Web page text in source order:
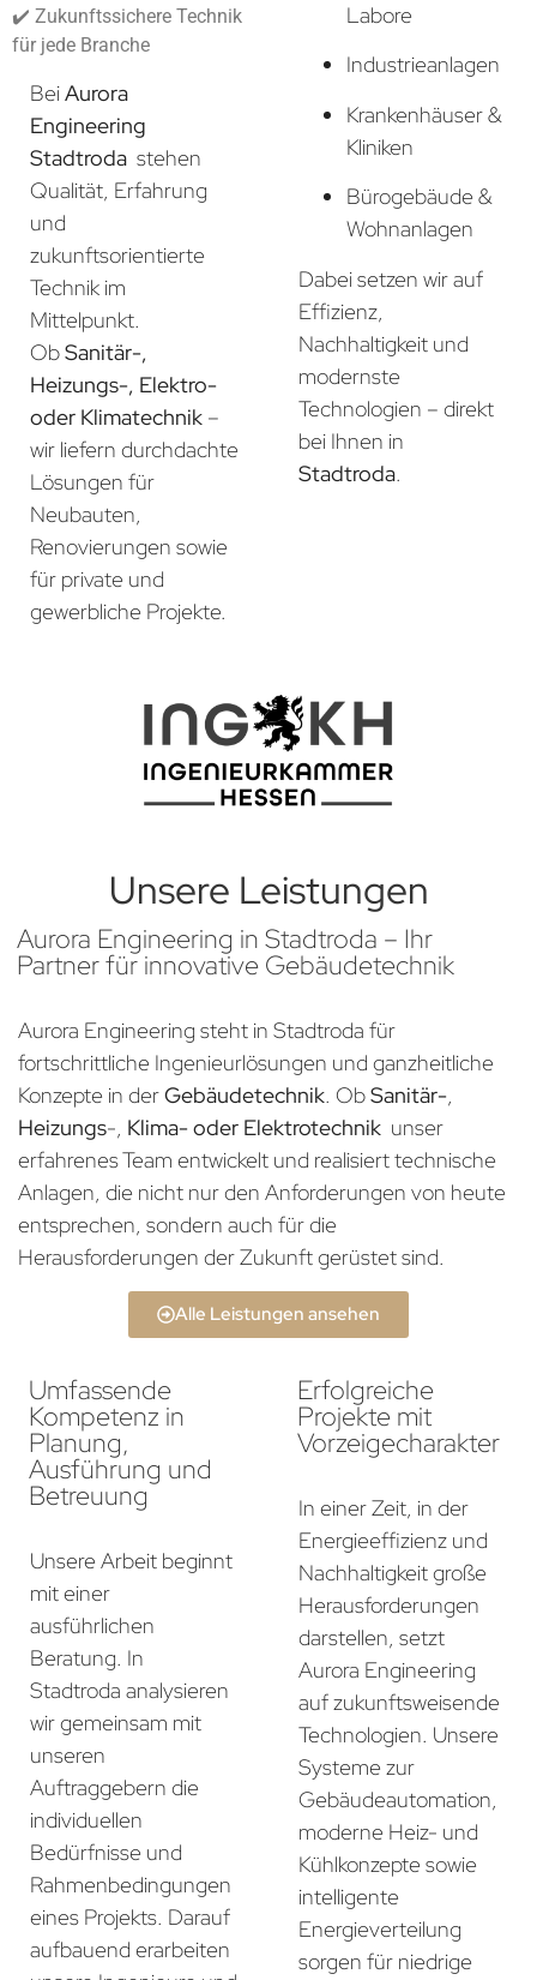
✔️ Zukunftssichere Technik
für jede Branche
BeiAurora
Engineering
Stadtroda stehen
Qualität, Erfahrung
und
zukunftsorientierte
Technik im
Mittelpunkt.
ObSanitär-,
Heizungs-, Elektro-
oder Klimatechnik –
wir liefern durchdachte
Lösungen für
Neubauten,
Renovierungen sowie
für private und
gewerbliche Projekte.
Labore
Industrieanlagen
Krankenhäuser &
Kliniken
Bürogebäude &
Wohnanlagen
Dabei setzen wir auf
Effizienz,
Nachhaltigkeit und
modernste
Technologien – direkt
bei Ihnen in
Stadtroda.
Unsere Leistungen
Aurora Engineering in Stadtroda – Ihr
Partner für innovative Gebäudetechnik
Aurora Engineering steht in Stadtroda für
fortschrittliche Ingenieurlösungen und ganzheitliche
Konzepte in derGebäudetechnik. ObSanitär-,
Heizungs-, Klima- oder Elektrotechnik unser
erfahrenes Team entwickelt und realisiert technische
Anlagen, die nicht nur den Anforderungen von heute
entsprechen, sondern auch für die
Herausforderungen der Zukunft gerüstet sind.
Alle Leistungen ansehen
Umfassende
Kompetenz in
Planung,
Ausführung und
Betreuung
Unsere Arbeit beginnt
mit einer
ausführlichen
Beratung. In
Stadtroda analysieren
wir gemeinsam mit
unseren
Auftraggebern die
individuellen
Bedürfnisse und
Rahmenbedingungen
eines Projekts. Darauf
aufbauend erarbeiten
Erfolgreiche
Projekte mit
Vorzeigecharakter
In einer Zeit, in der
Energieeffizienz und
Nachhaltigkeit große
Herausforderungen
darstellen, setzt
Aurora Engineering
auf zukunftsweisende
Technologien. Unsere
Systeme zur
Gebäudeautomation,
moderne Heiz- und
Kühlkonzepte sowie
intelligente
Energieverteilung
sorgen für niedrige